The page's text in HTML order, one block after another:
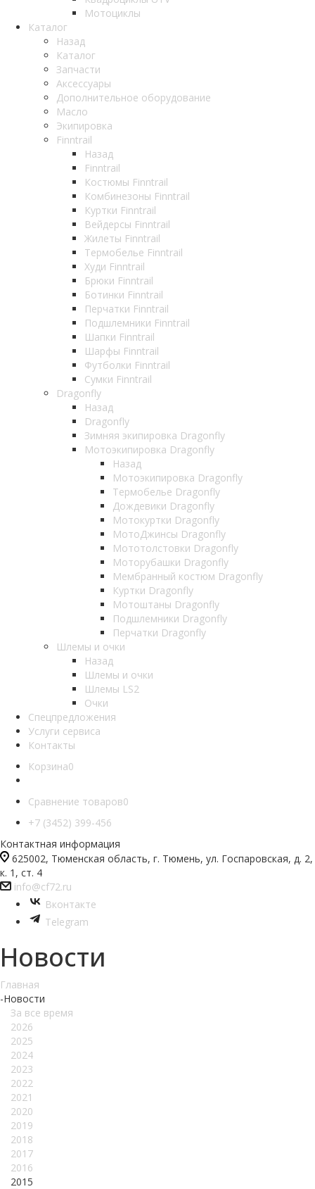
Мотоциклы
Каталог
Назад
Каталог
Запчасти
Аксессуары
Дополнительное оборудование
Масло
Экипировка
Finntrail
Назад
Finntrail
Костюмы Finntrail
Комбинезоны Finntrail
Куртки Finntrail
Вейдерсы Finntrail
Жилеты Finntrail
Термобелье Finntrail
Худи Finntrail
Брюки Finntrail
Ботинки Finntrail
Перчатки Finntrail
Подшлемники Finntrail
Шапки Finntrail
Шарфы Finntrail
Футболки Finntrail
Сумки Finntrail
Dragonfly
Назад
Dragonfly
Зимняя экипировка Dragonfly
Мотоэкипировка Dragonfly
Назад
Мотоэкипировка Dragonfly
Термобелье Dragonfly
Дождевики Dragonfly
Мотокуртки Dragonfly
МотоДжинсы Dragonfly
Мототолстовки Dragonfly
Моторубашки Dragonfly
Мембранный костюм Dragonfly
Куртки Dragonfly
Мотоштаны Dragonfly
Подшлемники Dragonfly
Перчатки Dragonfly
Шлемы и очки
Назад
Шлемы и очки
Шлемы LS2
Очки
Спецпредложения
Услуги сервиса
Контакты
Корзина0
Сравнение товаров0
+7 (3452) 399-456
Контактная информация
625002, Тюменская область, г. Тюмень, ул. Госпаровская, д. 2,
к. 1, ст. 4
info@cf72.ru
Вконтакте
Telegram
Новости
Главная
-Новости
За все время
2026
2025
2024
2023
2022
2021
2020
2019
2018
2017
2016
2015